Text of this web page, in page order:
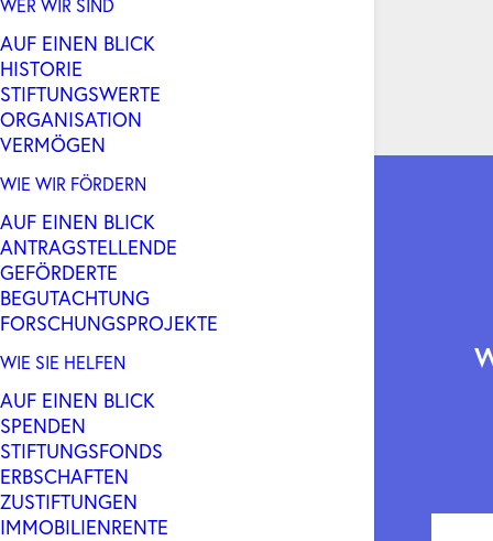
WER WIR SIND
AUF EINEN BLICK
HISTORIE
STIFTUNGSWERTE
ORGANISATION
VERMÖGEN
WIE WIR FÖRDERN
AUF EINEN BLICK
ANTRAGSTELLENDE
GEFÖRDERTE
BEGUTACHTUNG
FORSCHUNGSPROJEKTE
WIE SIE HELFEN
AUF EINEN BLICK
SPENDEN
STIFTUNGSFONDS
ERBSCHAFTEN
ZUSTIFTUNGEN
IMMOBILIENRENTE